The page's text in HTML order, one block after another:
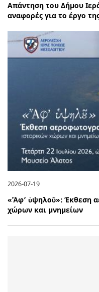
Απάντηση του Δήμου
αναφορές για το έργο
2026-07-19
«Ἄφ’ ὑψηλοῦ»: Έκθεση
χώρων και μνημείων